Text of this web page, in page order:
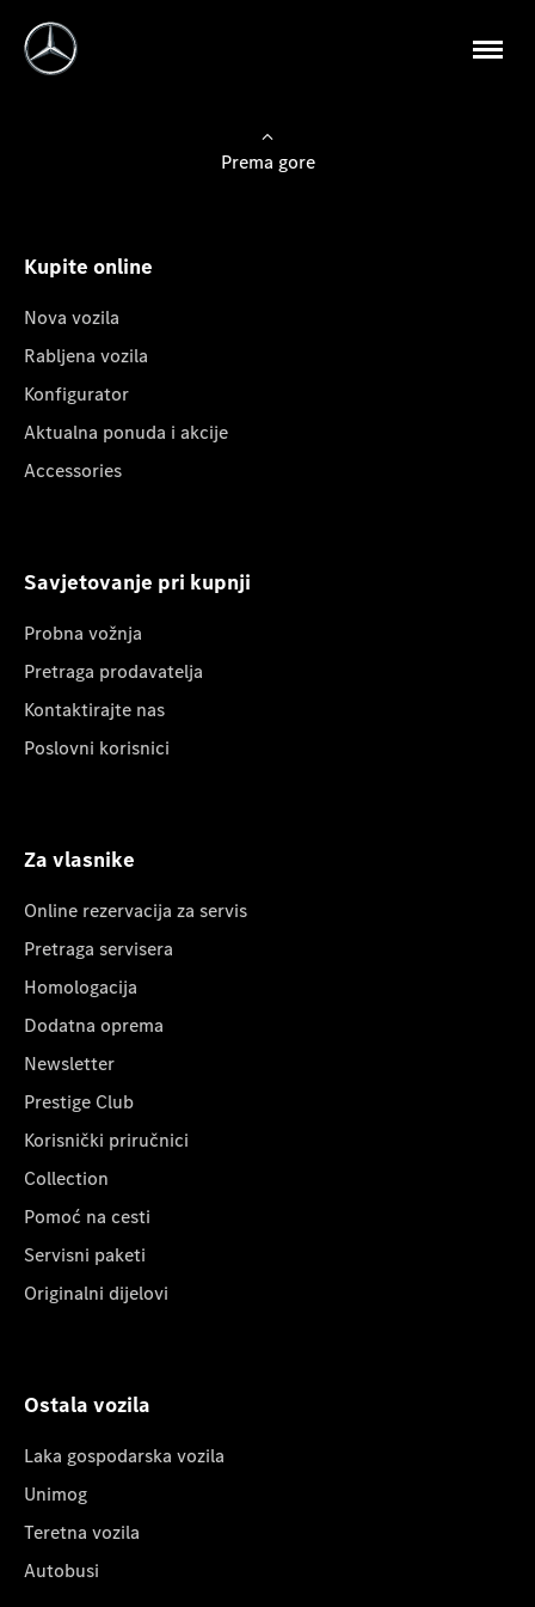
Prema gore
Kupite online
Nova vozila
Rabljena vozila
Konfigurator
Aktualna ponuda i akcije
Accessories
Savjetovanje pri kupnji
Probna vožnja
Pretraga prodavatelja
Kontaktirajte nas
Poslovni korisnici
Za vlasnike
Online rezervacija za servis
Pretraga servisera
Homologacija
Dodatna oprema
Newsletter
Prestige Club
Korisnički priručnici
Collection
Pomoć na cesti
Servisni paketi
Originalni dijelovi
Ostala vozila
Laka gospodarska vozila
Unimog
Teretna vozila
Autobusi